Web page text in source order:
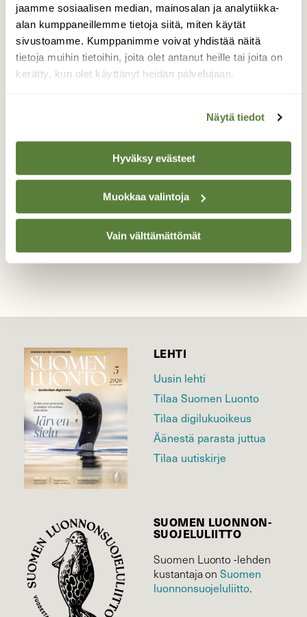
jaamme sosiaalisen median, mainosalan ja analytiikka-
alan kumppaneillemme tietoja siitä, miten käytät
sivustoamme. Kumppanimme voivat yhdistää näitä
tietoja muihin tietoihin, joita olet antanut heille tai joita on
kerätty, kun olet käyttänyt heidän palvelujaan.
Näytä tiedot
Hyväksy evästeet
Muokkaa valintoja
Vain välttämättömät
katsoi minua. Se oli hyvin lähellä.
Kamerassani oli makro-objektiivi kiinni
(105mm). Ojensin kokeeksi käteeni kohti
lintua ja se laskeutui kädelleni parin sekunnin
jälkeen. Se oli tosi kiva tunne kun se
kädellä. FB: Photographer Atacan Ergin
Valokuvaaja: Atacan Ergin, Tampere 28.04.2017
LEHTI
Uusin lehti
Tilaa Suomen Luonto
Tilaa digilukuoikeus
Äänestä parasta juttua
Tilaa uutiskirje
SUOMEN LUONNON­
SUOJELU­LIITTO
Suomen Luonto -lehden
kustantaja onSuomen
luonnonsuojelu­liitto.